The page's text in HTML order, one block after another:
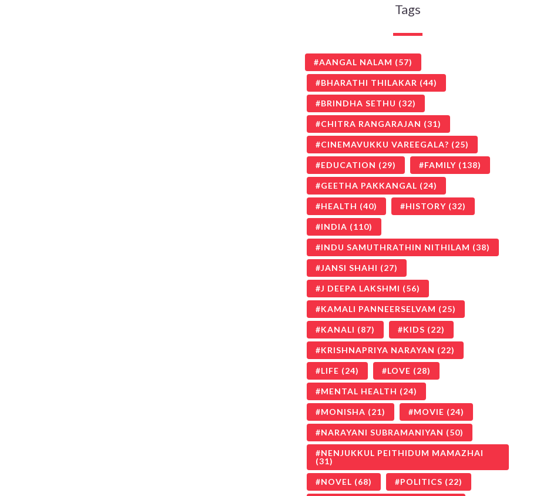
Tags
AANGAL NALAM (57)
BHARATHI THILAKAR (44)
BRINDHA SETHU (32)
CHITRA RANGARAJAN (31)
CINEMAVUKKU VAREEGALA? (25)
EDUCATION (29) FAMILY (138)
GEETHA PAKKANGAL (24)
HEALTH (40) HISTORY (32)
INDIA (110)
INDU SAMUTHRATHIN NITHILAM (38)
JANSI SHAHI (27)
J DEEPA LAKSHMI (56)
KAMALI PANNEERSELVAM (25)
KANALI (87) KIDS (22)
KRISHNAPRIYA NARAYAN (22)
LIFE (24) LOVE (28)
MENTAL HEALTH (24)
MONISHA (21) MOVIE (24)
NARAYANI SUBRAMANIYAN (50)
NENJUKKUL PEITHIDUM MAMAZHAI
(31)
NOVEL (68) POLITICS (22)